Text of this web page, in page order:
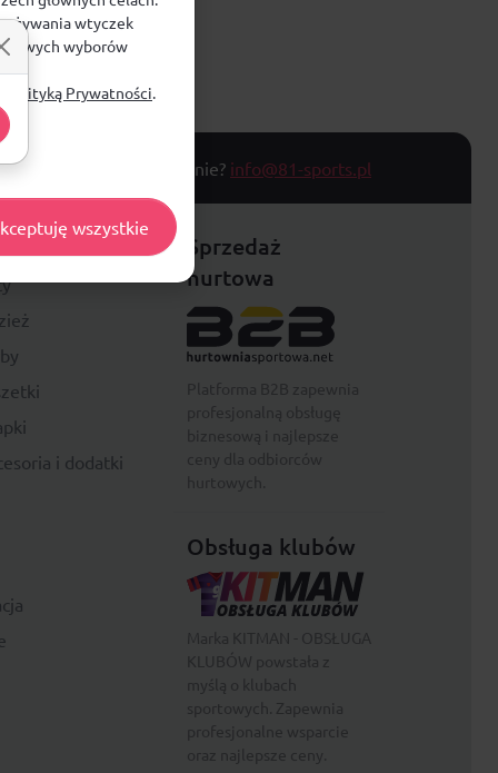
Masz pytanie? info@81-sports.pl
i dodatki
Sprzedaż
hurtowa
Obsługa klubów
używania wtyczek
wyborów
Polityką Prywatności.
wszystkie